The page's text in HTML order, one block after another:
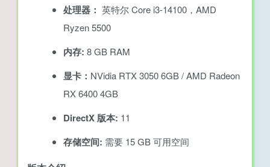
处理器： 英特尔 Core i3-14100，AMD
Ryzen 5500
内存: 8 GB RAM
显卡： NVidia RTX 3050 6GB / AMD Radeon
RX 6400 4GB
DirectX 版本: 11
存储空间: 需要 15 GB 可用空间